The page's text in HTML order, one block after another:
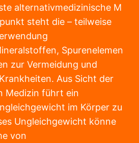
alternativmedizinische M
steht die – teilweise
Spurenelemen
zur Vermeidung und
Aus Sicht der
Medizin führt ein
im Körper zu
Ungleichgewicht könne
von